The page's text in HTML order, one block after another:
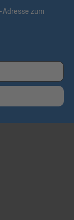
zum